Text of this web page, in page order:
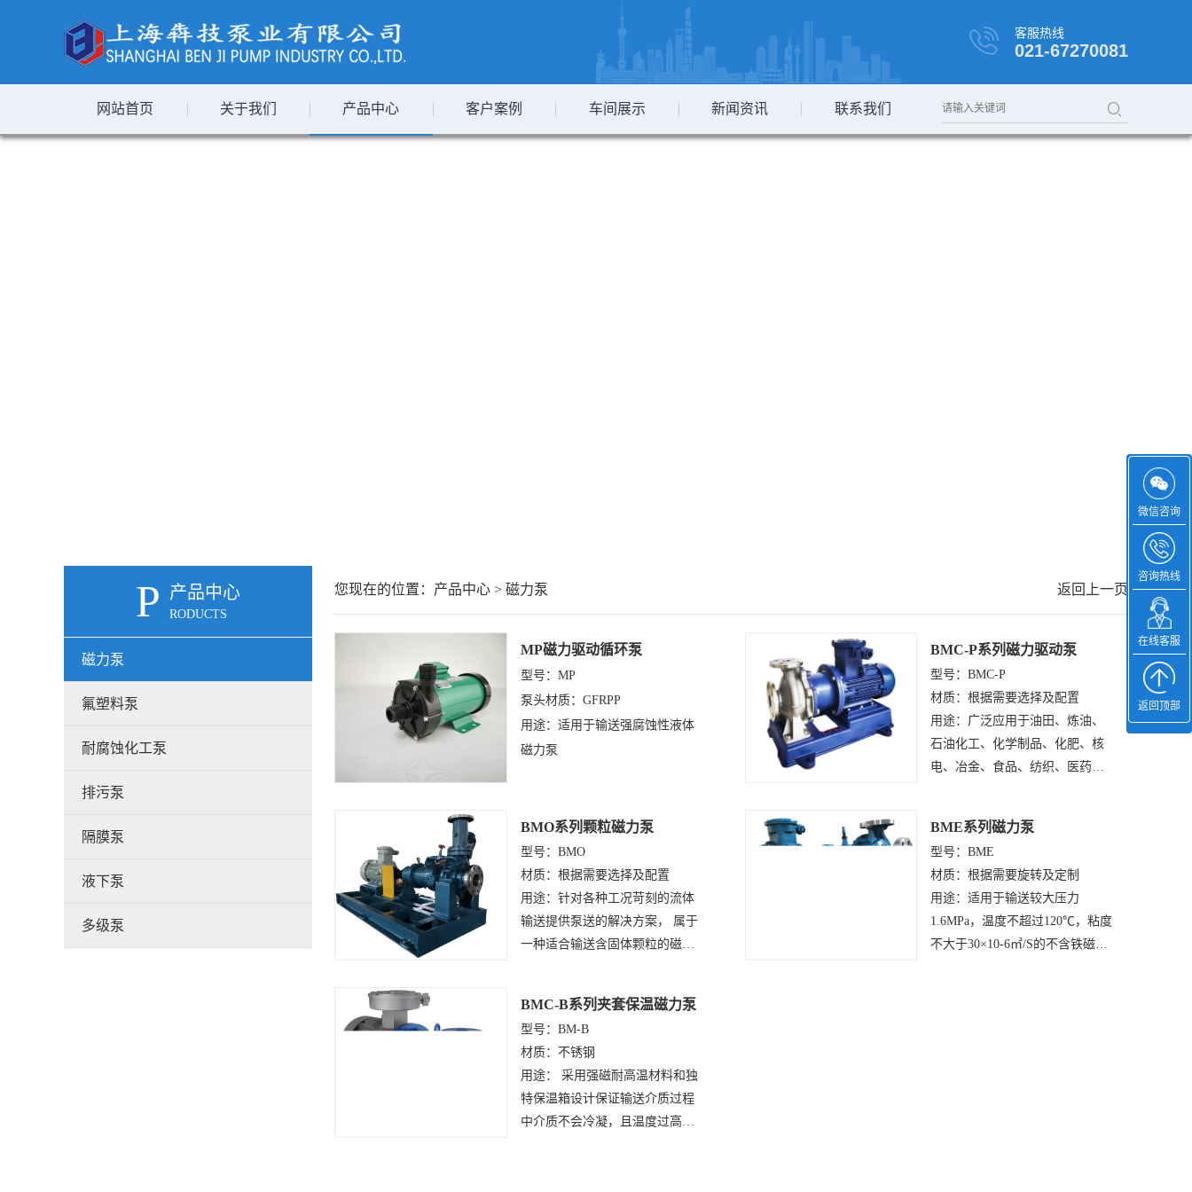
客服热线
021-67270081
网站首页 关于我们 产品中心 客户案例 车间展示 新闻资讯 联系我们
P 产品中心
RODUCTS
磁力泵
氟塑料泵
耐腐蚀化工泵
排污泵
隔膜泵
液下泵
多级泵
您现在的位置：产品中心 > 磁力泵 返回上一页
MP磁力驱动循环泵
型号：MP
泵头材质：GFRPP
用途：适用于输送强腐蚀性液体
磁力泵
BMC-P系列磁力驱动泵
型号：BMC-P
材质：根据需要选择及配置
用途：广泛应用于油田、炼油、
石油化工、化学制品、化肥、核
电、冶金、食品、纺织、医药和
害、腐蚀性介质及不允许密封污
染的介质。
BMO系列颗粒磁力泵
型号：BMO
材质：根据需要选择及配置
用途：针对各种工况苛刻的流体
输送提供泵送的解决方案， 属于
一种适合输送含固体颗粒的磁力
BME系列磁力泵
型号：BME
材质：根据需要旋转及定制
用途：适用于输送较大压力
1.6MPa，温度不超过120℃，粘度
不大于30×10-6㎡/S的不含铁磁性
BMC-B系列夹套保温磁力泵
型号：BM-B
材质：不锈钢
用途： 采用强磁耐高温材料和独
特保温箱设计保证输送介质过程
中介质不会冷凝，且温度过高时
微信咨询
咨询热线
在线客服
返回顶部